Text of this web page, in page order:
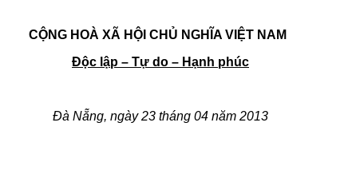
HOÀ XÃ HỘI CHỦ NGHĨA VIỆT NAM
Độc lập – Tự do – Hạnh phúc
Đà Nẵng, ngày 23 tháng 04 năm 2013